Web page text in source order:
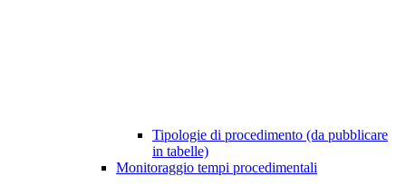
Tipologie di procedimento (da pubblicare
in tabelle)
Monitoraggio tempi procedimentali